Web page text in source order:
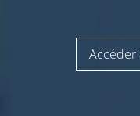
Accéder